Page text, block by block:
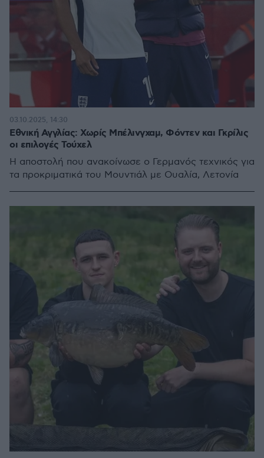
Εθνική Αγγλίας: Χωρίς Μπέλινγχαμ, Φόντεν και Γκρίλις
οι επιλογές Τούχελ
Η αποστολή που ανακοίνωσε ο Γερμανός τεχνικός για
τα προκριματικά του Μουντιάλ με Ουαλία, Λετονία
03.10.2025, 14:30